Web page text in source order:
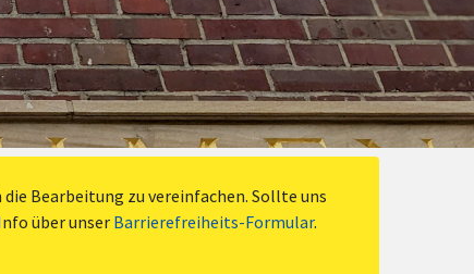
Bearbeitung zu vereinfachen. Sollte uns
über unser Barrierefreiheits-Formular.